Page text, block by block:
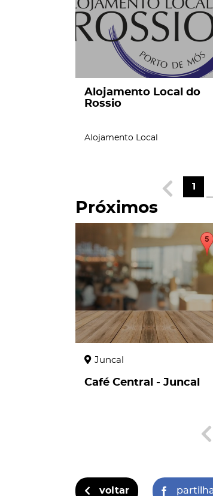
Alojamento Local do
Rossio
Alojamento Local
1
Próximos
Juncal
Café Central - Juncal
voltar